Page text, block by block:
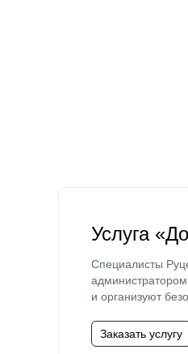
Услуга
Специалисты
и организуют
Заказать услугу